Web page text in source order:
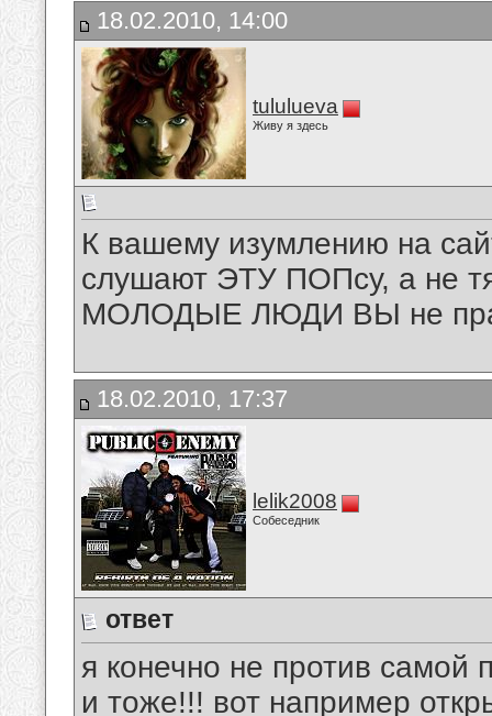
18.02.2010, 14:00
tululueva
Живу я здесь
К вашему изумлению на
слушают ЭТУ ПОПсу, а не
МОЛОДЫЕ ЛЮДИ ВЫ не
18.02.2010, 17:37
lelik2008
Собеседник
ответ
я конечно не против самой
и тоже!!! вот например